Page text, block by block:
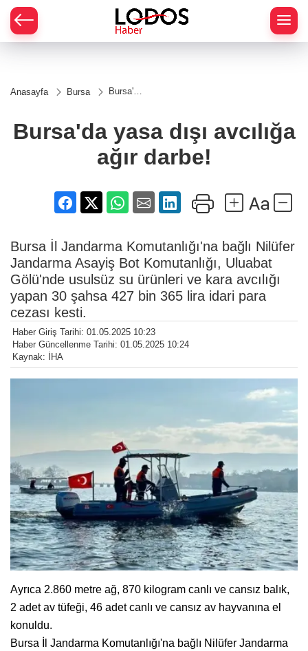
Anasayfa Bursa
Bursa'da
ağır
darbe!
Bursa'da yasa dışı avcılığa
ağır darbe!
Bursa İl Jandarma Komutanlığı'na bağlı Nilüfer
Jandarma Asayiş Bot Komutanlığı, Uluabat
Gölü'nde usulsüz su ürünleri ve kara avcılığı
yapan 30 şahsa 427 bin 365 lira idari para
cezası kesti.
Haber Giriş Tarihi: 01.05.2025 10:23
Haber Güncellenme Tarihi: 01.05.2025 10:24
Kaynak: İHA
Ayrıca 2.860 metre ağ, 870 kilogram canlı ve cansız balık,
2 adet av tüfeği, 46 adet canlı ve cansız av hayvanına el
konuldu.
Bursa İl Jandarma Komutanlığı'na bağlı Nilüfer Jandarma